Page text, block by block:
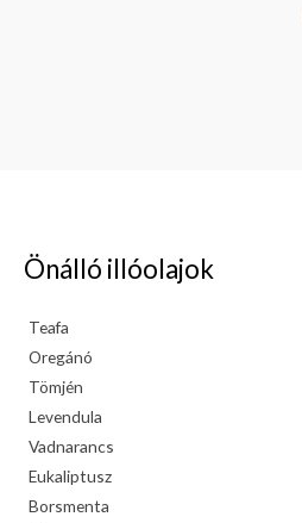
Önálló illóolajok
Teafa
Oregánó
Tömjén
Levendula
Vadnarancs
Eukaliptusz
Borsmenta